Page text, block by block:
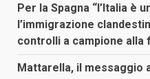
Per la Spagna “l’Italia è
l’immigrazione
controlli a campione alla
Mattarella, il messaggio